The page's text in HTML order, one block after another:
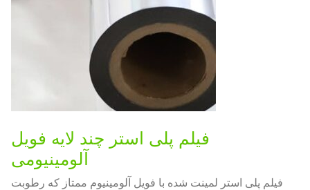
فیلم پلی استر چند لایه فویل
آلومینیومی
فیلم پلی استر لمینت شده با فویل آلومینیوم ممتاز که رطوبت